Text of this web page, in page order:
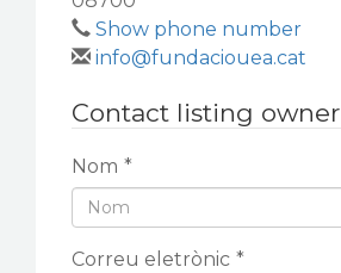
Show phone number
info@fundaciouea.cat
Contact listing owner
Nom *
Correu eletrònic *